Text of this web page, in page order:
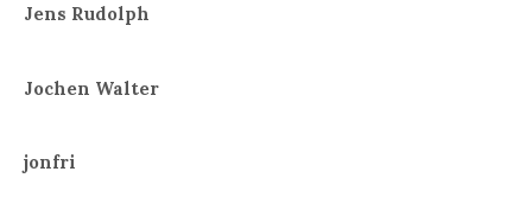
Jens Rudolph
Jochen Walter
jonfri